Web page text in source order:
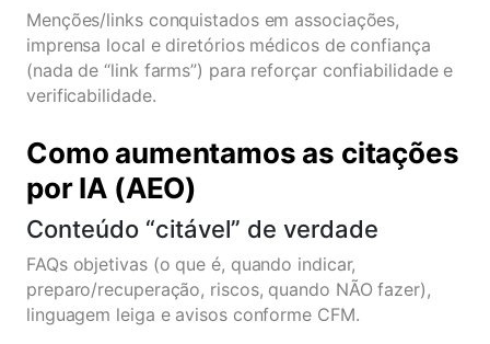
Menções/links conquistados em associações,
imprensa local e diretórios médicos de confiança
(nada de “link farms”) para reforçar confiabilidade e
verificabilidade.
Como aumentamos as citações
por IA (AEO)
Conteúdo “citável” de verdade
FAQs objetivas (o que é, quando indicar,
preparo/recuperação, riscos, quando NÃO fazer),
linguagem leiga e avisos conforme CFM.